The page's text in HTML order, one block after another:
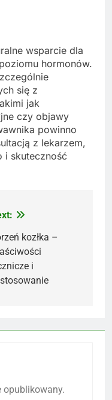
wsparcie dla
hormonów.
się z
jak
czy objawy
powinno
z lekarzem,
i skuteczność
kozłka –
i
opublikowany.